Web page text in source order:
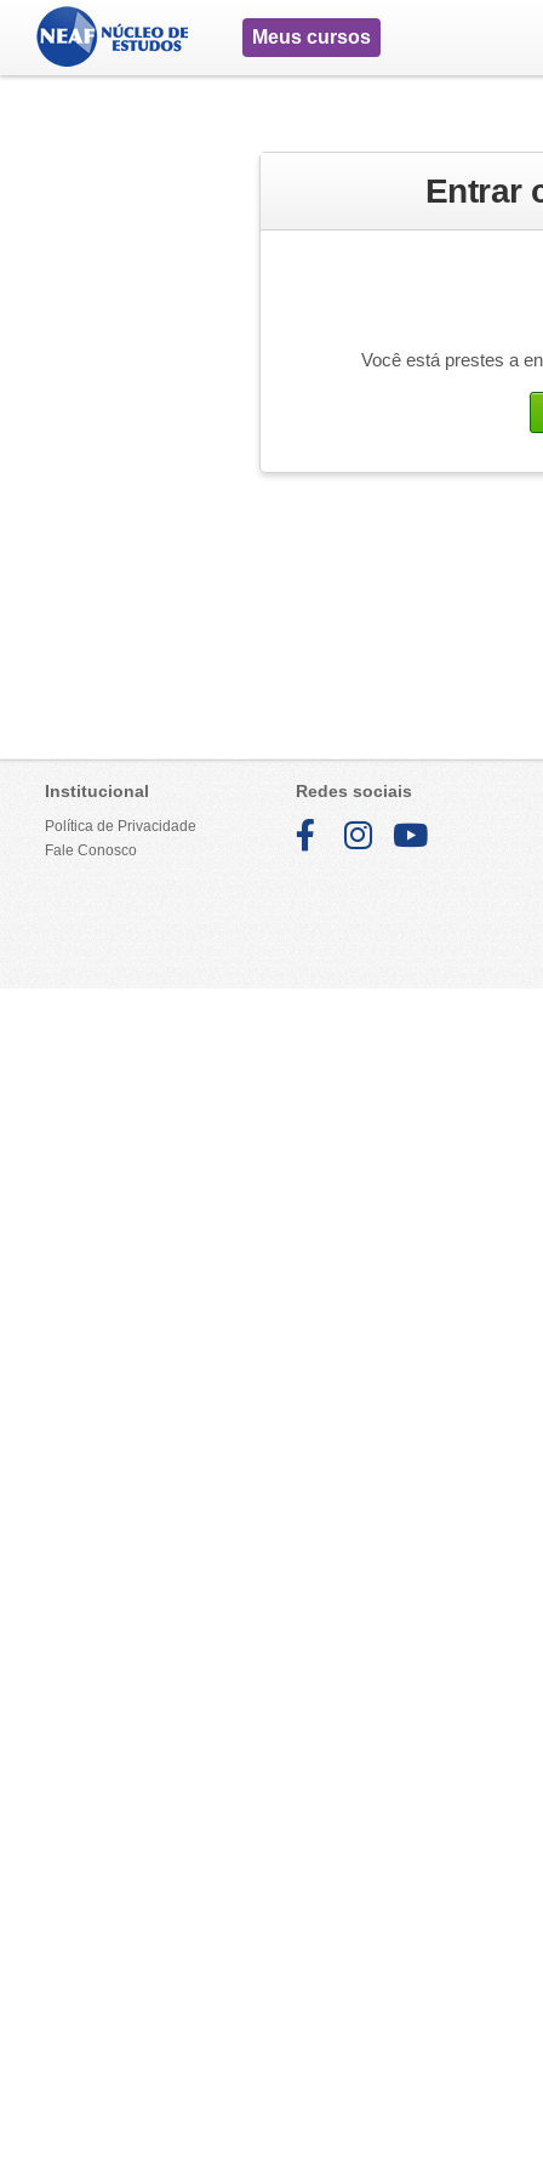
Meus cursos
Entrar
Você está prestes a
Institucional
Política de Privacidade
Fale Conosco
Redes sociais